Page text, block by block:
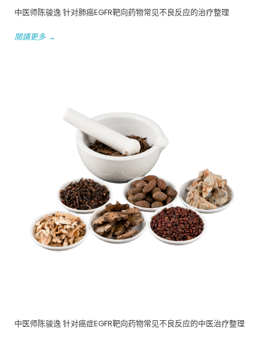
中医师陈骏逸 针对肺癌EGFR靶向药物常见不良反应的治疗整理
閱讀更多 →
中医师陈骏逸 针对癌症EGFR靶向药物常见不良反应的中医治疗整理